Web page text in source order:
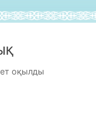
оқылды